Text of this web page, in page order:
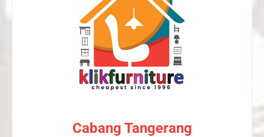
Cabang Tangerang